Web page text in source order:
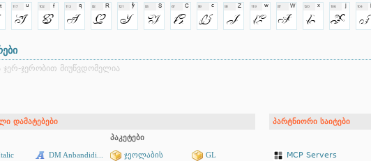
ჯერ-ჯერობით მიუწვდომელია
დამატებები
პარტნიორი საიტები
პაკეტები
DM Anbandidi... ჯეოლაბის GL MCP Servers